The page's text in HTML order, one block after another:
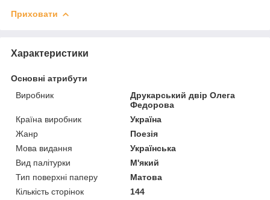
Приховати
Характеристики
Основні атрибути
Виробник
Друкарський двір Олега
Федорова
Країна виробник
Україна
Жанр
Поезія
Мова видання
Українська
Вид палітурки
М'який
Тип поверхні паперу
Матова
Кількість сторінок
144